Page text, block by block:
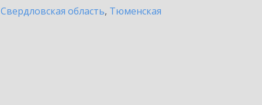
Свердловская область, Тюменская